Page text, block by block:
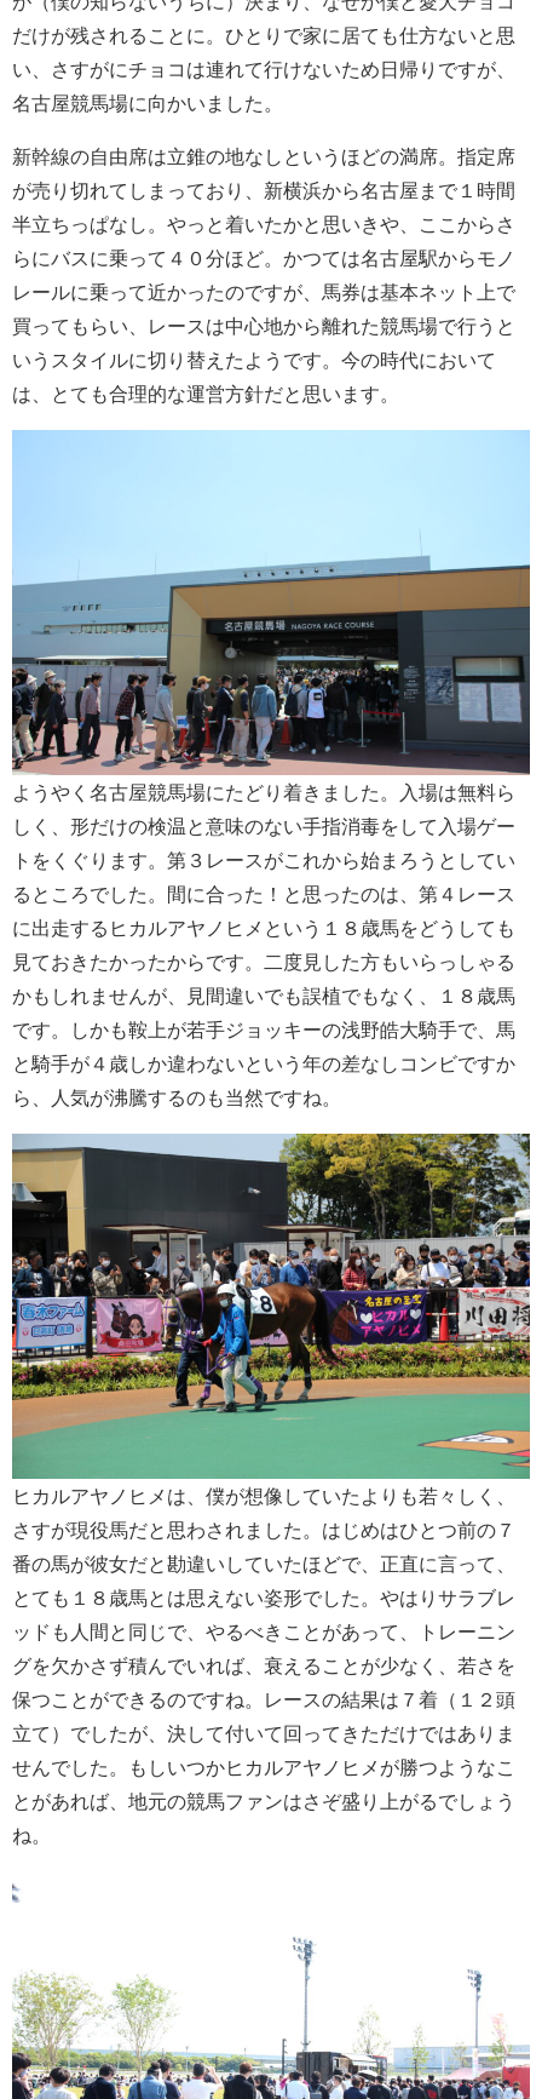
だけが残されることに。ひとりで家に居ても仕方ないと思
い、さすがにチョコは連れて行けないため日帰りですが、
名古屋競馬場に向かいました。
新幹線の自由席は立錐の地なしというほどの満席。指定席
が売り切れてしまっており、新横浜から名古屋まで１時間
半立ちっぱなし。やっと着いたかと思いきや、ここからさ
らにバスに乗って４０分ほど。かつては名古屋駅からモノ
レールに乗って近かったのですが、馬券は基本ネット上で
買ってもらい、レースは中心地から離れた競馬場で行うと
いうスタイルに切り替えたようです。今の時代において
は、とても合理的な運営方針だと思います。
ようやく名古屋競馬場にたどり着きました。入場は無料ら
しく、形だけの検温と意味のない手指消毒をして入場ゲー
トをくぐります。第３レースがこれから始まろうとしてい
るところでした。間に合った！と思ったのは、第４レース
に出走するヒカルアヤノヒメという１８歳馬をどうしても
見ておきたかったからです。二度見した方もいらっしゃる
かもしれませんが、見間違いでも誤植でもなく、１８歳馬
です。しかも鞍上が若手ジョッキーの浅野皓大騎手で、馬
と騎手が４歳しか違わないという年の差なしコンビですか
ら、人気が沸騰するのも当然ですね。
ヒカルアヤノヒメは、僕が想像していたよりも若々しく、
さすが現役馬だと思わされました。はじめはひとつ前の７
番の馬が彼女だと勘違いしていたほどで、正直に言って、
とても１８歳馬とは思えない姿形でした。やはりサラブレ
ッドも人間と同じで、やるべきことがあって、トレーニン
グを欠かさず積んでいれば、衰えることが少なく、若さを
保つことができるのですね。レースの結果は７着（１２頭
立て）でしたが、決して付いて回ってきただけではありま
せんでした。もしいつかヒカルアヤノヒメが勝つようなこ
とがあれば、地元の競馬ファンはさぞ盛り上がるでしょう
ね。